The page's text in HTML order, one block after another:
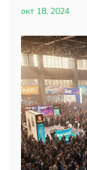
окт 18, 2024